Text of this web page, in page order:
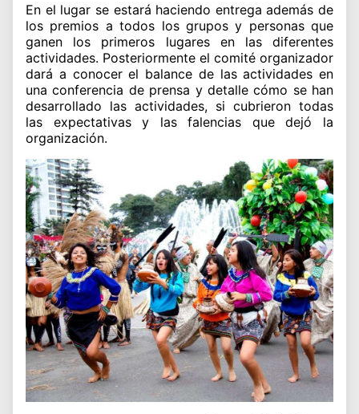
En el lugar se estará haciendo entrega además de
los premios a todos los grupos y personas que
ganen los primeros lugares en las diferentes
actividades. Posteriormente el comité organizador
dará a conocer el balance de las actividades en
una conferencia de prensa y detalle cómo se han
desarrollado las actividades, si cubrieron todas
las expectativas y las falencias que dejó la
organización.